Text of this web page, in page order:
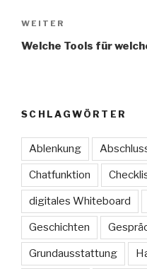
Nächster
Beitrag
WEITER
Welche Tools für
SCHLAGWÖRTER
Ablenkung
Chatfunktion
digitales Whiteboard
Geschichten
Grundausstattung